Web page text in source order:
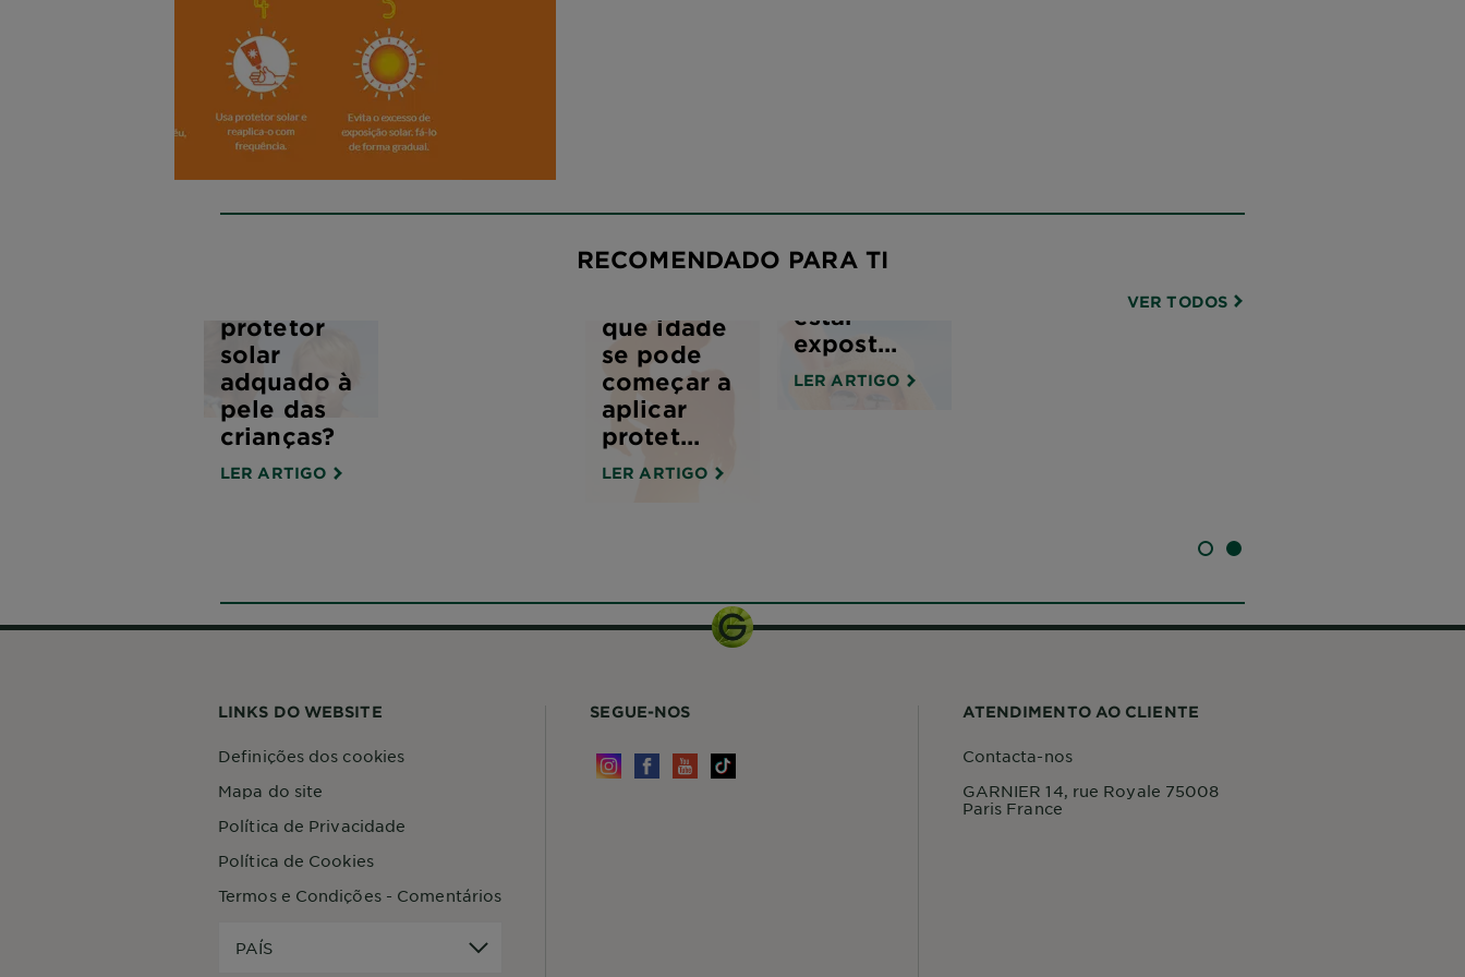
RECOMENDADO PARA TI
VER TODOS
protetor
solar
adquado à
pele das
crianças?
LER ARTIGO
que idade
se pode
começar a
aplicar
protet...
LER ARTIGO
horário em
crianças
estar
expost...
LER ARTIGO
SLIDE 1SLIDE 2
PAÍS
PAÍS
LINKS DO WEBSITE
Definições dos cookies
Mapa do site
Política de Privacidade
Política de Cookies
Termos e Condições - Comentários
SEGUE-NOS ATENDIMENTO AO CLIENTE
Contacta-nos
GARNIER 14, rue Royale 75008
Paris France